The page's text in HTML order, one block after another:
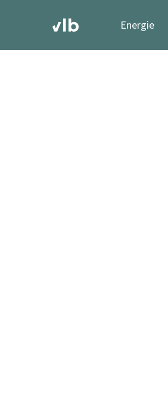
Energie